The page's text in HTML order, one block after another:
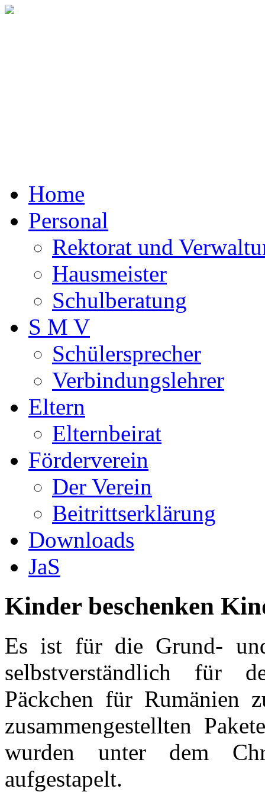
Home
Personal
Rektorat und
Hausmeister
Schulberatung
S M V
Schülersprecher
Verbindungslehrer
Eltern
Elternbeirat
Förderverein
Der Verein
Beitrittserklärung
Downloads
JaS
Kinder beschenken
Es ist für die Grund-
selbstverständlich für
Päckchen für Rumänien
zusammengestellten
wurden unter dem
aufgestapelt.